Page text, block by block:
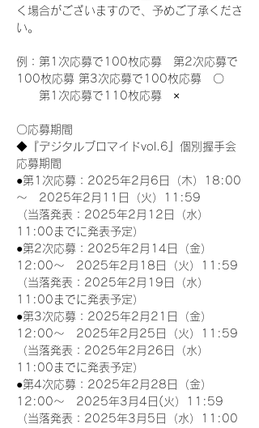
く場合がございますので、予めご了承くださ
い。
例：第1次応募で100枚応募　第2次応募で
100枚応募 第3次応募で100枚応募　〇
第1次応募で110枚応募　×
〇応募期間
◆『デジタルブロマイドvol.6』個別握手会
応募期間
●第1次応募：2025年2月6日（木）18:00
～　2025年2月11日（火）11:59
（当落発表：2025年2月12日（水）
11:00までに発表予定）
●第2次応募：2025年2月14日（金）
12:00～　2025年2月18日（火）11:59
（当落発表：2025年2月19日（水）
11:00までに発表予定）
●第3次応募：2025年2月21日（金）
12:00～　2025年2月25日（火）11:59
（当落発表：2025年2月26日（水）
11:00までに発表予定）
●第4次応募：2025年2月28日（金）
12:00～　2025年3月4日(火）11:59
（当落発表：2025年3月5日（水）11:00